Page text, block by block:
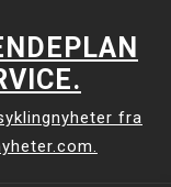
fra